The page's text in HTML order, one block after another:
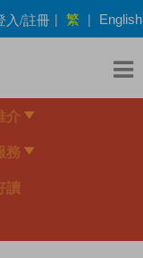
入/註冊 | 繁 | English
介
務
讀